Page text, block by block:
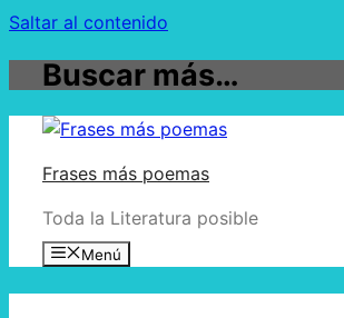
Saltar al contenido
Buscar más…
Frases más poemas
Toda la Literatura posible
Menú